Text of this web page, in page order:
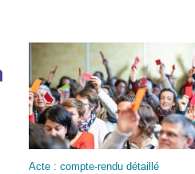
Acte : compte-rendu détaillé